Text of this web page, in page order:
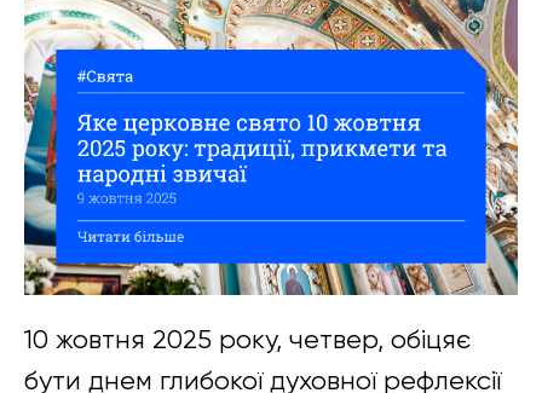
10 жовтня 2025 року, четвер, обіцяє
бути днем глибокої духовної рефлексії